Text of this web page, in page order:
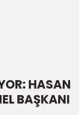
HASAN
BAŞKANI